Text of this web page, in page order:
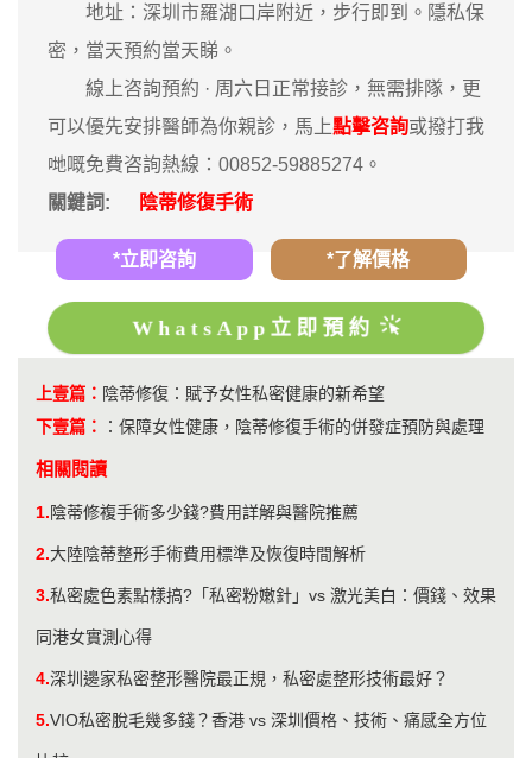
地址：深圳市羅湖口岸附近，步行即到。隱私保
密，當天預約當天睇。
‎線上咨詢預約 · ‎周六日正常接診，無需排隊，更
可以優先安排醫師為你親診，馬上點擊咨詢或撥打我
哋嘅免費咨詢熱線：00852-59885274。
關鍵詞:
陰蒂修復手術
*立即咨詢 *了解價格
WhatsApp立即預約
上壹篇： 陰蒂修復：賦予女性私密健康的新希望
下壹篇：
： 保障女性健康，陰蒂修復手術的併發症預防與處理
相關閱讀
1.陰蒂修複手術多少錢?費用詳解與醫院推薦
2.大陸陰蒂整形手術費用標準及恢復時間解析
3.私密處色素點樣搞?「私密粉嫩針」vs 激光美白：價錢、效果
同港女實測心得
4.​深圳邊家私密整形醫院最正規，私密處整形技術最好？
5.VIO私密脫毛幾多錢？香港 vs 深圳價格、技術、痛感全方位